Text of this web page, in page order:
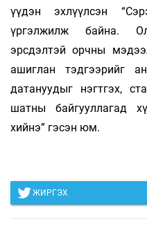
үүдэн эхлүүлсэн
үргэлжилж байна.
эрсдэлтэй орчны
ашиглан тэдгээрийг
датануудыг нэгтгэх,
шатны байгууллагад
хийнэ” гэсэн юм.
ЖИРГЭХ